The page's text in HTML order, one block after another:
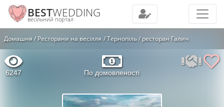
BESTWEDDING
весільний портал
Домашня Ресторани на весілля Тернопіль ресторан Галич
6247 По домовленості